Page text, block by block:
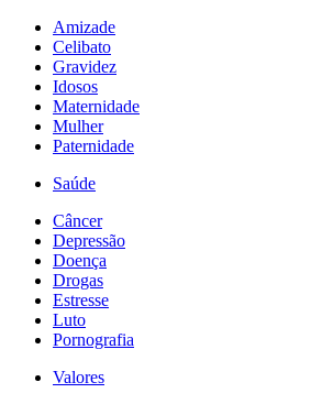
Amizade
Celibato
Gravidez
Idosos
Maternidade
Mulher
Paternidade
Saúde
Câncer
Depressão
Doença
Drogas
Estresse
Luto
Pornografia
Valores